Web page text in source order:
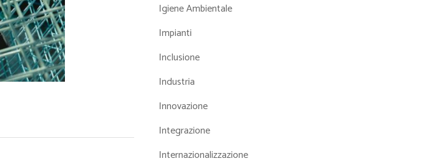
Igiene Ambientale
Impianti
Inclusione
Industria
Innovazione
Integrazione
Internazionalizzazione